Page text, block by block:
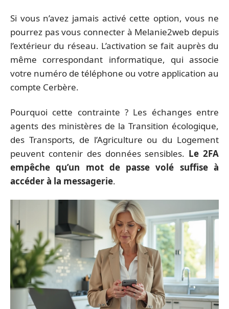
Si vous n’avez jamais activé cette option, vous ne
pourrez pas vous connecter à Melanie2web depuis
l’extérieur du réseau. L’activation se fait auprès du
même correspondant informatique, qui associe
votre numéro de téléphone ou votre application au
compte Cerbère.
Pourquoi cette contrainte ? Les échanges entre
agents des ministères de la Transition écologique,
des Transports, de l’Agriculture ou du Logement
peuvent contenir des données sensibles. Le 2FA
empêche qu’un mot de passe volé suffise à
accéder à la messagerie.